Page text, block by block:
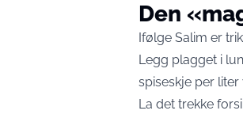
Den
Ifølge Salim er
Legg plagget i
spiseskje per liter
La det trekke